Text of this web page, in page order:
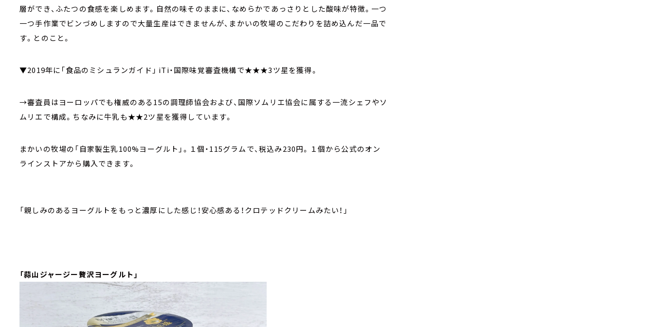
層ができ、ふたつの食感を楽しめます。自然の味そのままに、なめらかであっさりとした酸味が特徴。一つ
一つ手作業でビンづめしますので大量生産はできませんが、まかいの牧場のこだわりを詰め込んだ一品で
す。とのこと。
▼2019年に「食品のミシュランガイド」 iTi・国際味覚審査機構で★★★3ツ星を獲得。
→審査員はヨーロッパでも権威のある15の調理師協会および、国際ソムリエ協会に属する一流シェフやソ
ムリエで構成。ちなみに牛乳も★★2ツ星を獲得しています。
まかいの牧場の「自家製生乳100%ヨーグルト」。１個・115グラムで、税込み230円。１個から公式のオン
ラインストアから購入できます。
「親しみのあるヨーグルトをもっと濃厚にした感じ！安心感ある！クロテッドクリームみたい！」
「蒜山ジャージー贅沢ヨーグルト」